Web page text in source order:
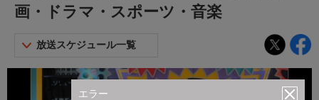
エラー
画・ドラマ・スポーツ・音楽
放送スケジュール一覧